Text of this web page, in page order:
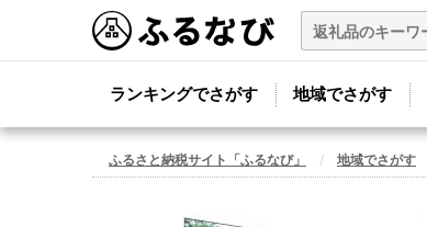
ランキングでさがす 地域でさがす
ふるさと納税サイト「ふるなび」 地域でさがす